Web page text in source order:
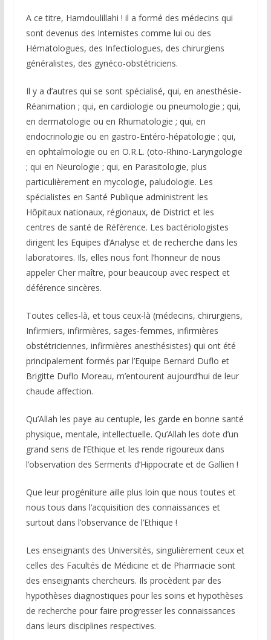
A ce titre, Hamdoulillahi ! il a formé des médecins qui
sont devenus des Internistes comme lui ou des
Hématologues, des Infectiologues, des chirurgiens
généralistes, des gynéco-obstétriciens.
Il y a d’autres qui se sont spécialisé, qui, en anesthésie-
Réanimation ; qui, en cardiologie ou pneumologie ; qui,
en dermatologie ou en Rhumatologie ; qui, en
endocrinologie ou en gastro-Entéro-hépatologie ; qui,
en ophtalmologie ou en O.R.L. (oto-Rhino-Laryngologie
; qui en Neurologie ; qui, en Parasitologie, plus
particulièrement en mycologie, paludologie. Les
spécialistes en Santé Publique administrent les
Hôpitaux nationaux, régionaux, de District et les
centres de santé de Référence. Les bactériologistes
dirigent les Equipes d’Analyse et de recherche dans les
laboratoires. Ils, elles nous font l’honneur de nous
appeler Cher maître, pour beaucoup avec respect et
déférence sincères.
Toutes celles-là, et tous ceux-là (médecins, chirurgiens,
Infirmiers, infirmières, sages-femmes, infirmières
obstétriciennes, infirmières anesthésistes) qui ont été
principalement formés par l’Equipe Bernard Duflo et
Brigitte Duflo Moreau, m’entourent aujourd’hui de leur
chaude affection.
Qu’Allah les paye au centuple, les garde en bonne santé
physique, mentale, intellectuelle. Qu’Allah les dote d’un
grand sens de l’Ethique et les rende rigoureux dans
l’observation des Serments d’Hippocrate et de Gallien !
Que leur progéniture aille plus loin que nous toutes et
nous tous dans l’acquisition des connaissances et
surtout dans l’observance de l’Ethique !
Les enseignants des Universités, singulièrement ceux et
celles des Facultés de Médicine et de Pharmacie sont
des enseignants chercheurs. Ils procèdent par des
hypothèses diagnostiques pour les soins et hypothèses
de recherche pour faire progresser les connaissances
dans leurs disciplines respectives.